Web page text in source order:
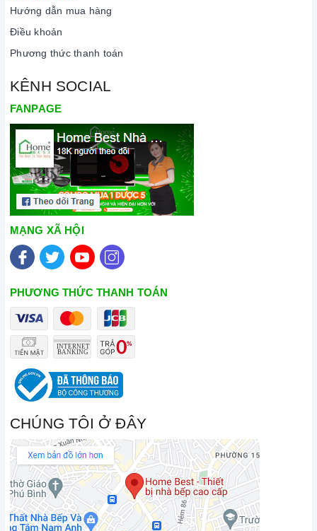
Hướng dẫn mua hàng
Điều khoản
Phương thức thanh toán
KÊNH SOCIAL
FANPAGE
MẠNG XÃ HỘI
PHƯƠNG THỨC THANH TOÁN
CHÚNG TÔI Ở ĐÂY